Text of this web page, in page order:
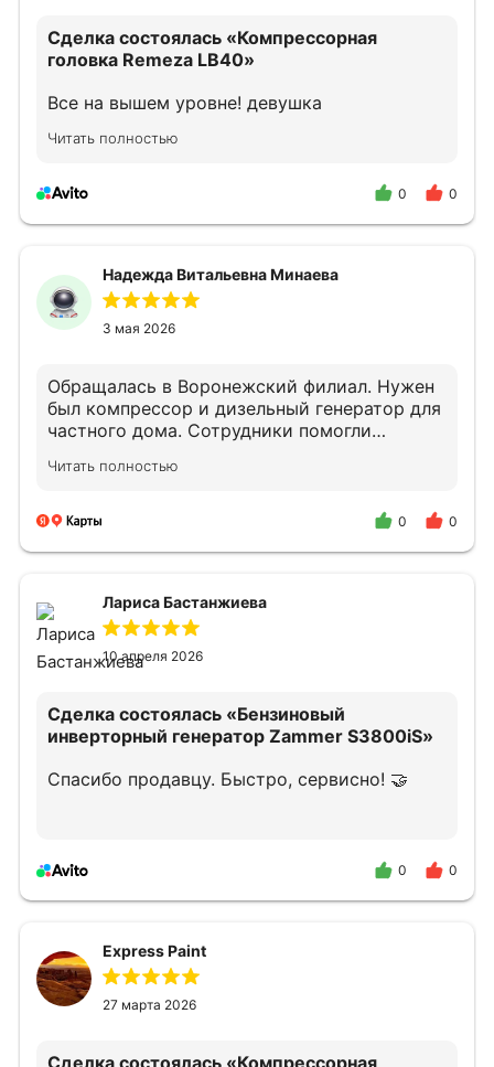
Сделка состоялась «Компрессорная
головка Remeza LB40»
Все на вышем уровне! девушка
Читать полностью
0 0
Надежда Витальевна Минаева
3 мая 2026
Обращалась в Воронежский филиал. Нужен
был компрессор и дизельный генератор для
частного дома. Сотрудники помогли
Квалифицированно проконсультировали по
В случае необходимости снова обращусь и
Читать полностью
0 0
Лариса Бастанжиева
10 апреля 2026
Сделка состоялась «Бензиновый
инверторный генератор Zammer S3800iS»
Спасибо продавцу. Быстро, сервисно! 🤝
0 0
Express Paint
27 марта 2026
Сделка состоялась «Компрессорная